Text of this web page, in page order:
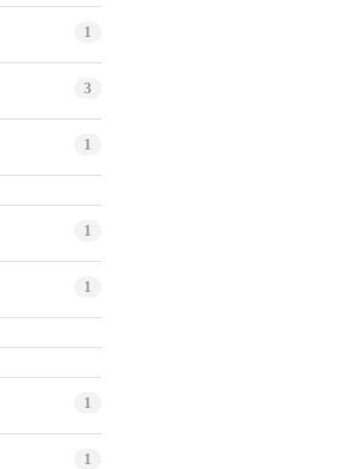
1
3
1
1
1
1
1